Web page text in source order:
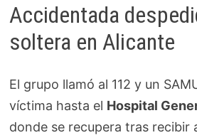
Accidentada
soltera en Alicante
El grupo llamó al 112 y un
víctima hasta el Hospital
donde se recupera tras recibir